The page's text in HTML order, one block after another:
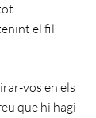
el fil
vos en els
que hi hagi